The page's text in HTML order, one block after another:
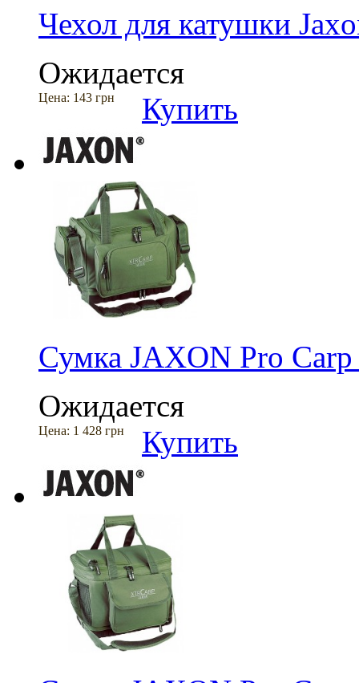
Чехол для катушки
Ожидается
Цена: 143 грн Купить
Сумка JAXON Pro
Ожидается
Цена: 1 428 грн Купить